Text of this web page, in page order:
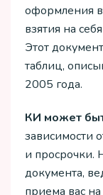
оформления
взятия на
Этот
таблиц,
2005 года.
КИ может
зависимости
и просрочки.
документа,
приема вас